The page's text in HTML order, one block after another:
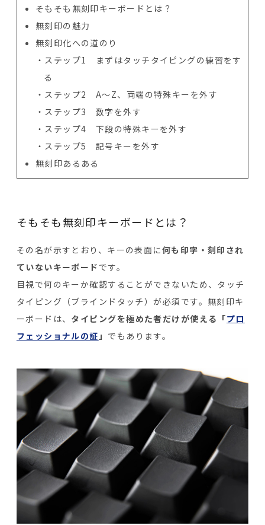
そもそも無刻印キーボードとは？
無刻印の魅力
無刻印化への道のり
ステップ1 まずはタッチタイピングの練習をす
る
ステップ2 A～Z、両端の特殊キーを外す
ステップ3 数字を外す
ステップ4 下段の特殊キーを外す
ステップ5 記号キーを外す
無刻印あるある
そもそも無刻印キーボードとは？
その名が示すとおり、キーの表面に何も印字・刻印され
ていないキーボード です。
目視で何のキーか確認することができないため、タッチ
タイピング（ブラインドタッチ）が必須です。無刻印キ
ーボードは、 タイピングを極めた者だけが使える「プロ
フェッショナルの証」 でもあります。